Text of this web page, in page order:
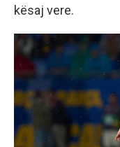
kësaj vere.